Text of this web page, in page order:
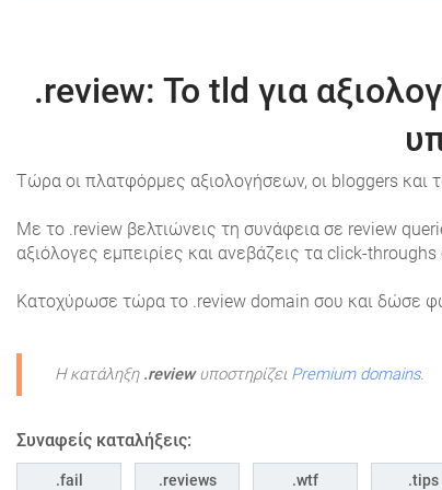
.review: Το tld για
Τώρα οι πλατφόρμες αξιολογήσεων, οι bloggers και
Με το .review βελτιώνεις τη συνάφεια σε review
αξιόλογες εμπειρίες και ανεβάζεις τα click-
Κατοχύρωσε τώρα το .review domain σου και δώσε
Η κατάληξη .reviewυποστηρίζει Premium domains.
Συναφείς καταλήξεις:
fail reviews wtf tips